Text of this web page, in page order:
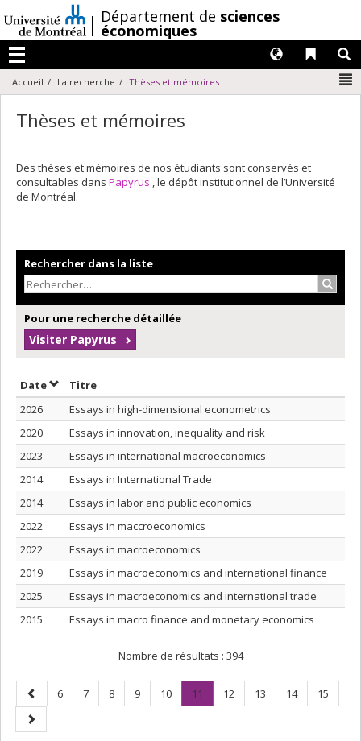
au
contenu
/Département de sciences
économiques
Menu
Liens
Langues
Accueil La recherche Thèses et mémoires
Thèses et mémoires
Des thèses et mémoires de nos étudiants sont conservés et
consultables dans Papyrus , le dépôt institutionnel de l’Université
de Montréal.
Rechercher dans la liste
Pour une recherche détaillée
Visiter Papyrus
DateTrier par date en ordre croissant
Titre
2026
Essays in high-dimensional econometrics
2020
Essays in innovation, inequality and risk
2023
Essays in international macroeconomics
2014
Essays in International Trade
2014
Essays in labor and public economics
2022
Essays in maccroeconomics
2022
Essays in macroeconomics
2019
Essays in macroeconomics and international finance
2025
Essays in macroeconomics and international trade
2015
Essays in macro finance and monetary economics
Nombre de résultats : 394
Page
précédente
Page
6 Page
7 Page
8 Page
9 Page
10 Page
11
Page
Page
12 Page
13 Page
14 Page
15
Page
suivante